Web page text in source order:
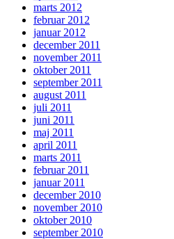
marts 2012
februar 2012
januar 2012
december 2011
november 2011
oktober 2011
september 2011
august 2011
juli 2011
juni 2011
maj 2011
april 2011
marts 2011
februar 2011
januar 2011
december 2010
november 2010
oktober 2010
september 2010